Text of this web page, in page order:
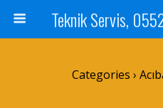
Categories ›